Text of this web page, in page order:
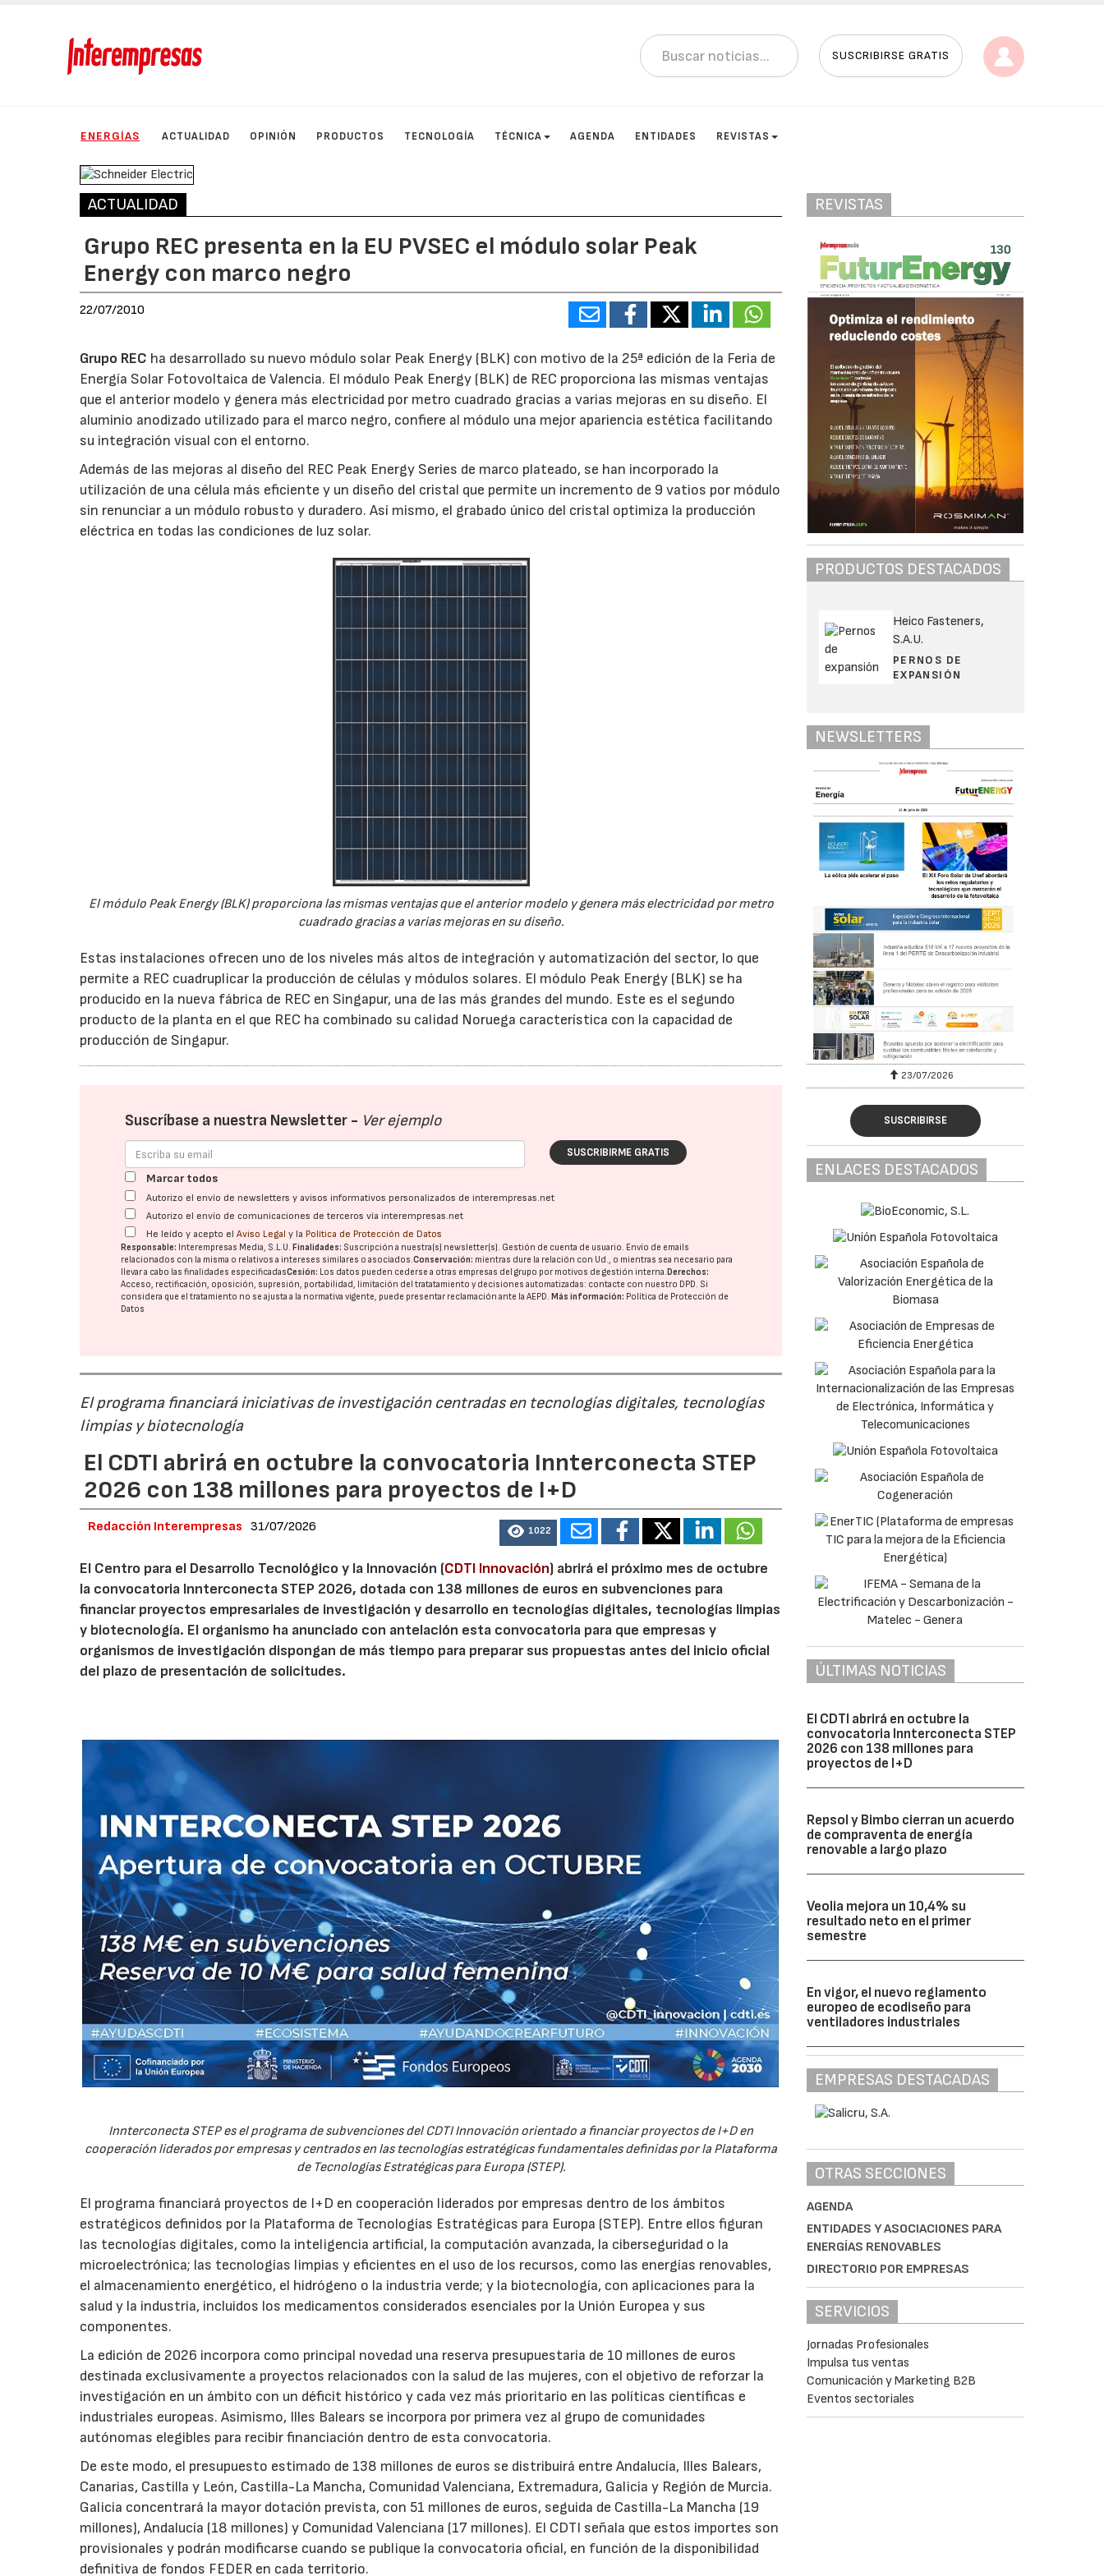
SUSCRIBIRSE GRATIS
ENERGÍAS ACTUALIDAD OPINIÓN PRODUCTOS TECNOLOGÍA TÉCNICA AGENDA ENTIDADES REVISTAS
ACTUALIDAD
Grupo REC presenta en la EU PVSEC el módulo solar Peak
Energy con marco negro
22/07/2010
Grupo REC ha desarrollado su nuevo módulo solar Peak Energy (BLK) con motivo de la 25ª edición de la Feria de
Energía Solar Fotovoltaica de Valencia. El módulo Peak Energy (BLK) de REC proporciona las mismas ventajas
que el anterior modelo y genera más electricidad por metro cuadrado gracias a varias mejoras en su diseño. El
aluminio anodizado utilizado para el marco negro, confiere al módulo una mejor apariencia estética facilitando
su integración visual con el entorno.
Además de las mejoras al diseño del REC Peak Energy Series de marco plateado, se han incorporado la
utilización de una célula más eficiente y un diseño del cristal que permite un incremento de 9 vatios por módulo
sin renunciar a un módulo robusto y duradero. Así mismo, el grabado único del cristal optimiza la producción
eléctrica en todas las condiciones de luz solar.
El módulo Peak Energy (BLK) proporciona las mismas ventajas que el anterior modelo y genera más electricidad por metro
cuadrado gracias a varias mejoras en su diseño.
Estas instalaciones ofrecen uno de los niveles más altos de integración y automatización del sector, lo que
permite a REC cuadruplicar la producción de células y módulos solares. El módulo Peak Energy (BLK) se ha
producido en la nueva fábrica de REC en Singapur, una de las más grandes del mundo. Este es el segundo
producto de la planta en el que REC ha combinado su calidad Noruega característica con la capacidad de
producción de Singapur.
Suscríbase a nuestra Newsletter - Ver ejemplo
SUSCRIBIRME GRATIS
Marcar todos
Autorizo el envío de newsletters y avisos informativos personalizados de interempresas.net
Autorizo el envío de comunicaciones de terceros vía interempresas.net
He leído y acepto elAviso Legal y la Política de Protección de Datos
Responsable: Interempresas Media, S.L.U. Finalidades: Suscripción a nuestra(s) newsletter(s). Gestión de cuenta de usuario. Envío de emails
relacionados con la misma o relativos a intereses similares o asociados.Conservación: mientras dure la relación con Ud., o mientras sea necesario para
llevar a cabo las finalidades especificadasCesión: Los datos pueden cederse a otras empresas del grupo por motivos de gestión interna. Derechos:
Acceso, rectificación, oposición, supresión, portabilidad, limitación del tratatamiento y decisiones automatizadas: contacte con nuestro DPD. Si
considera que el tratamiento no se ajusta a la normativa vigente, puede presentar reclamación ante laAEPD. Más información: Política de Protección de
Datos
El programa financiará iniciativas de investigación centradas en tecnologías digitales, tecnologías
limpias y biotecnología
El CDTI abrirá en octubre la convocatoria Innterconecta STEP
2026 con 138 millones para proyectos de I+D
Redacción Interempresas 31/07/2026 1022
El Centro para el Desarrollo Tecnológico y la Innovación (CDTI Innovación) abrirá el próximo mes de octubre
la convocatoria Innterconecta STEP 2026, dotada con 138 millones de euros en subvenciones para
financiar proyectos empresariales de investigación y desarrollo en tecnologías digitales, tecnologías limpias
y biotecnología. El organismo ha anunciado con antelación esta convocatoria para que empresas y
organismos de investigación dispongan de más tiempo para preparar sus propuestas antes del inicio oficial
del plazo de presentación de solicitudes.
Innterconecta STEP es el programa de subvenciones del CDTI Innovación orientado a financiar proyectos de I+D en
cooperación liderados por empresas y centrados en las tecnologías estratégicas fundamentales definidas por la Plataforma
de Tecnologías Estratégicas para Europa (STEP).
El programa financiará proyectos de I+D en cooperación liderados por empresas dentro de los ámbitos
estratégicos definidos por la Plataforma de Tecnologías Estratégicas para Europa (STEP). Entre ellos figuran
las tecnologías digitales, como la inteligencia artificial, la computación avanzada, la ciberseguridad o la
microelectrónica; las tecnologías limpias y eficientes en el uso de los recursos, como las energías renovables,
el almacenamiento energético, el hidrógeno o la industria verde; y la biotecnología, con aplicaciones para la
salud y la industria, incluidos los medicamentos considerados esenciales por la Unión Europea y sus
componentes.
La edición de 2026 incorpora como principal novedad una reserva presupuestaria de 10 millones de euros
destinada exclusivamente a proyectos relacionados con la salud de las mujeres, con el objetivo de reforzar la
investigación en un ámbito con un déficit histórico y cada vez más prioritario en las políticas científicas e
industriales europeas. Asimismo, Illes Balears se incorpora por primera vez al grupo de comunidades
autónomas elegibles para recibir financiación dentro de esta convocatoria.
De este modo, el presupuesto estimado de 138 millones de euros se distribuirá entre Andalucía, Illes Balears,
Canarias, Castilla y León, Castilla-La Mancha, Comunidad Valenciana, Extremadura, Galicia y Región de Murcia.
Galicia concentrará la mayor dotación prevista, con 51 millones de euros, seguida de Castilla-La Mancha (19
millones), Andalucía (18 millones) y Comunidad Valenciana (17 millones). El CDTI señala que estos importes son
provisionales y podrán modificarse cuando se publique la convocatoria oficial, en función de la disponibilidad
definitiva de fondos FEDER en cada territorio.
REVISTAS
PRODUCTOS DESTACADOS
Heico Fasteners,
S.A.U.
PERNOS DE
EXPANSIÓN
NEWSLETTERS
23/07/2026
SUSCRIBIRSE
ENLACES DESTACADOS
ÚLTIMAS NOTICIAS
El CDTI abrirá en octubre la
convocatoria Innterconecta STEP
2026 con 138 millones para
proyectos de I+D
Repsol y Bimbo cierran un acuerdo
de compraventa de energía
renovable a largo plazo
Veolia mejora un 10,4% su
resultado neto en el primer
semestre
En vigor, el nuevo reglamento
europeo de ecodiseño para
ventiladores industriales
EMPRESAS DESTACADAS
OTRAS SECCIONES
AGENDA
ENTIDADES Y ASOCIACIONES PARA
ENERGÍAS RENOVABLES
DIRECTORIO POR EMPRESAS
SERVICIOS
Jornadas Profesionales
Impulsa tus ventas
Comunicación y Marketing B2B
Eventos sectoriales